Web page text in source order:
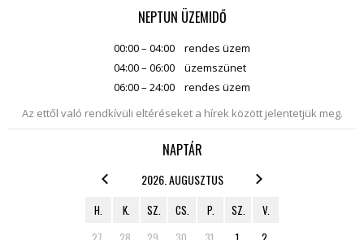
NEPTUN ÜZEMIDŐ
00:00 – 04:00
rendes üzem
04:00 – 06:00
üzemszünet
06:00 – 24:00
rendes üzem
Az ettől való rendkívüli eltéréseket a hírek között jelentetjük meg.
NAPTÁR
2026. AUGUSZTUS
H. K. SZ. CS. P. SZ.
V.